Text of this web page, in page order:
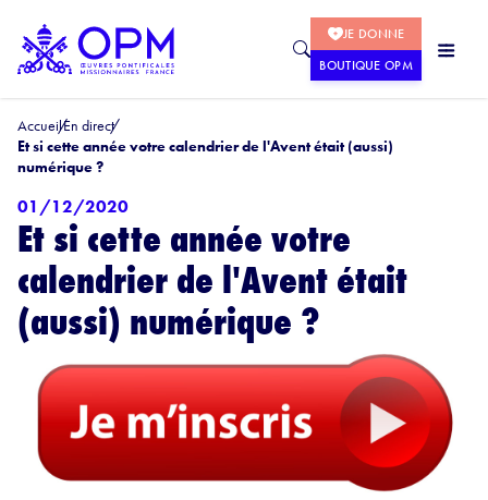
JE DONNE
BOUTIQUE OPM
AccueilEn direct
Et si cette année votre calendrier de l'Avent était (aussi)
numérique ?
01/12/2020
Et si cette année votre
calendrier de l'Avent était
(aussi) numérique ?